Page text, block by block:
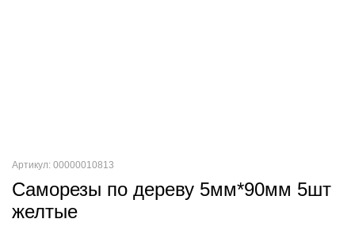
Артикул: 00000010813
Саморезы по дереву 5мм*90мм 5шт
желтые